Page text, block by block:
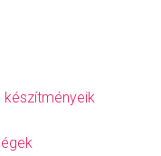
készítményeik